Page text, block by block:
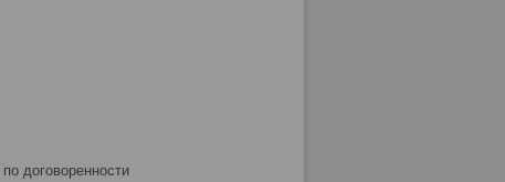
по договоренности